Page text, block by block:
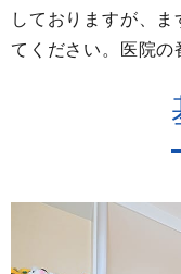
しておりますが、
てください。医院の